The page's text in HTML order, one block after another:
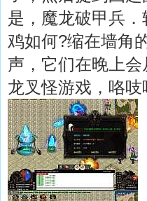
是，魔龙破甲兵
鸡如何?缩在墙角
声，它们在晚上
龙叉怪游戏，咯吱